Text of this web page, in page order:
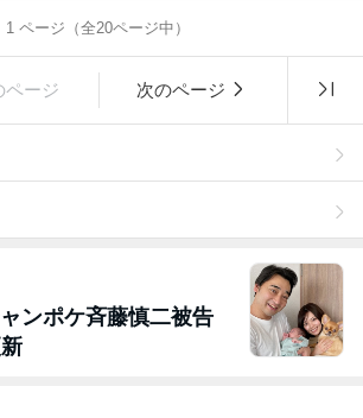
1ページ（全20ページ中）
ページ 次のページ
ンポケ斉藤慎二被告